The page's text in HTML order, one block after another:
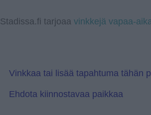
n
r
l
e
l
e
Stadissa.fi tarjoaa vinkkejä vapaa-
Vinkkaa tai lisää tapahtuma tähän
Ehdota kiinnostavaa paikkaa